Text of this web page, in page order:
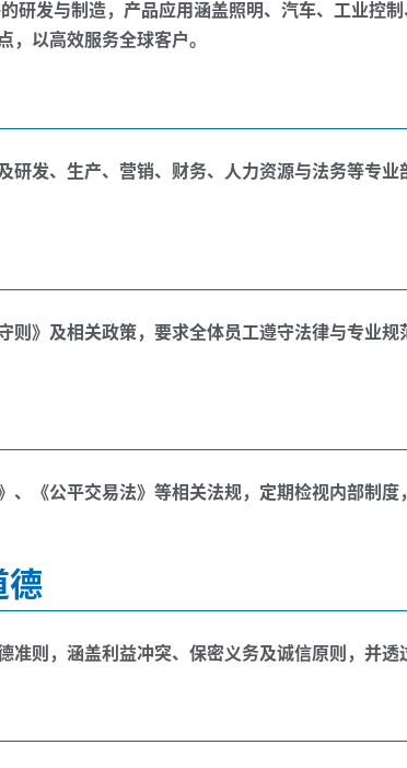
研发与制造，产品应用涵盖照明、汽车、工业控
，以高效服务全球客户。
研发、生产、营销、财务、人力资源与法务等专
则》及相关政策，要求全体员工遵守法律与专业
、《公平交易法》等相关法规，定期检视内部制
德
准则，涵盖利益冲突、保密义务及诚信原则，并